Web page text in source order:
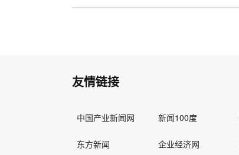
友情链接
中国产业新闻网 新闻100度
东方新闻 企业经济网